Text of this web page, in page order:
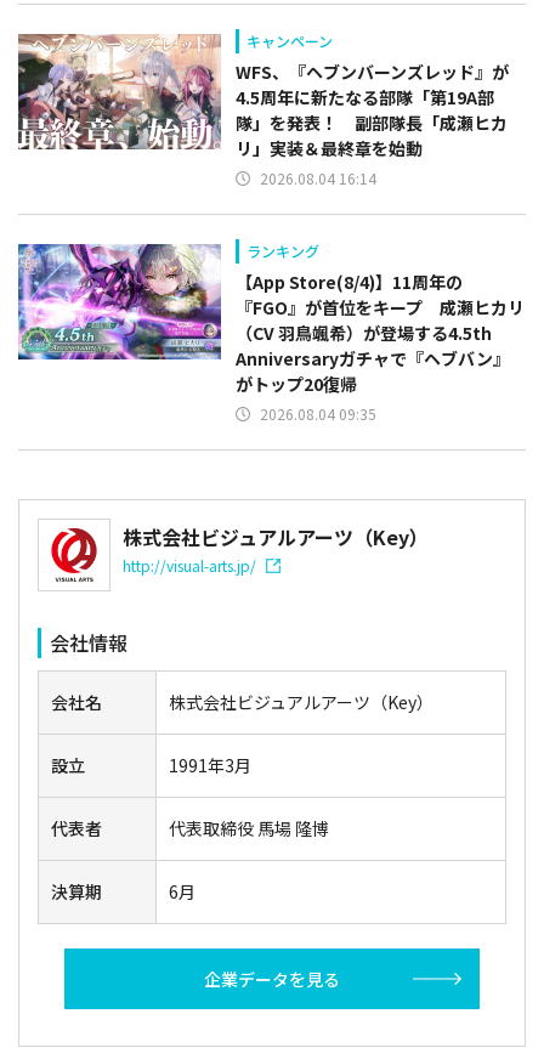
キャンペーン
WFS、『ヘブンバーンズレッド』が
4.5周年に新たなる部隊「第19A部
隊」を発表！ 副部隊⻑「成瀬ヒカ
リ」実装＆最終章を始動
2026.08.04 16:14
ランキング
【App Store(8/4)】11周年の
『FGO』が首位をキープ 成瀬ヒカリ
（CV 羽鳥颯希）が登場する4.5th
Anniversaryガチャで『ヘブバン』
がトップ20復帰
2026.08.04 09:35
株式会社ビジュアルアーツ（Key）
http://visual-arts.jp/
会社情報
会社名 株式会社ビジュアルアーツ（Key）
設立 1991年3月
代表者 代表取締役 馬場 隆博
決算期 6月
企業データを見る